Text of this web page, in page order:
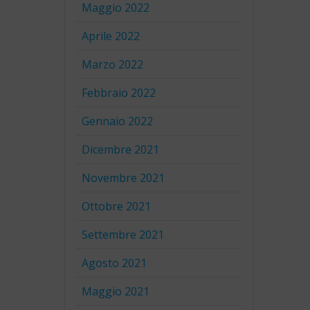
Maggio 2022
Aprile 2022
Marzo 2022
Febbraio 2022
Gennaio 2022
Dicembre 2021
Novembre 2021
Ottobre 2021
Settembre 2021
Agosto 2021
Maggio 2021